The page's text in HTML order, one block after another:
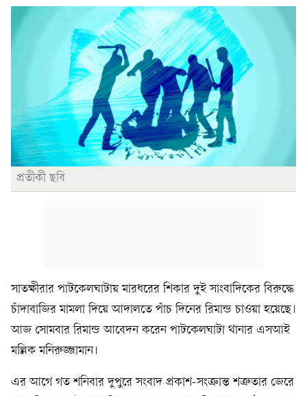
প্রতীকী ছবি
সাতক্ষীরার পাটকেলঘাটায় মারধরের শিকার দুই সাংবাদিকের বিরুদ্ধে
চাঁদাবাজির মামলা দিয়ে আদালতে পাঁচ দিনের রিমান্ড চাওয়া হয়েছে।
আজ সোমবার রিমান্ড আবেদন করেন পাটকেলঘাটা থানার এসআই
মল্লিক মনিরুজ্জামান।
এর আগে গত শনিবার দুপুরে সংবাদ প্রকাশ-সংক্রান্ত শত্রুতার জেরে